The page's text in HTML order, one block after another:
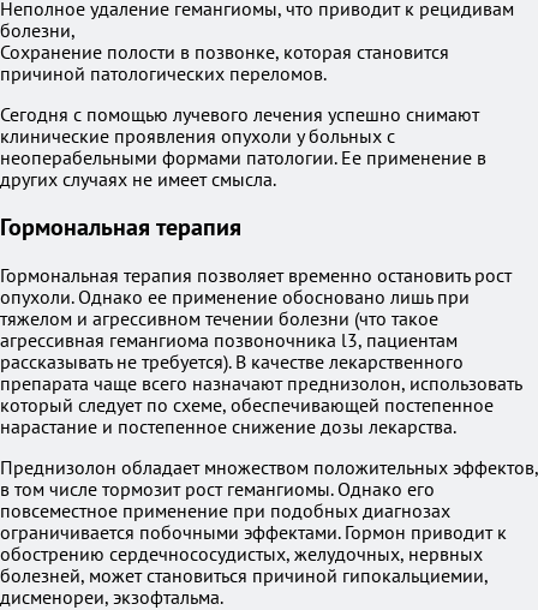
Неполное удаление гемангиомы, что приводит к рецидивам
болезни,
Сохранение полости в позвонке, которая становится
причиной патологических переломов.
Сегодня с помощью лучевого лечения успешно снимают
клинические проявления опухоли у больных с
неоперабельными формами патологии. Ее применение в
других случаях не имеет смысла.
Гормональная терапия
Гормональная терапия позволяет временно остановить рост
опухоли. Однако ее применение обосновано лишь при
тяжелом и агрессивном течении болезни (что такое
агрессивная гемангиома позвоночника l3, пациентам
рассказывать не требуется). В качестве лекарственного
препарата чаще всего назначают преднизолон, использовать
который следует по схеме, обеспечивающей постепенное
нарастание и постепенное снижение дозы лекарства.
Преднизолон обладает множеством положительных эффектов,
в том числе тормозит рост гемангиомы. Однако его
повсеместное применение при подобных диагнозах
ограничивается побочными эффектами. Гормон приводит к
обострению сердечнососудистых, желудочных, нервных
болезней, может становиться причиной гипокальциемии,
дисменореи, экзофтальма.